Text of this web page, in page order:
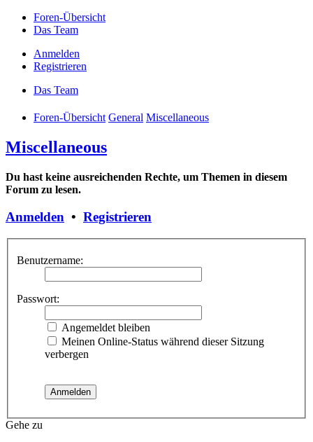
Foren-Übersicht
Das Team
Anmelden
Registrieren
Das Team
Foren-Übersicht General Miscellaneous
Miscellaneous
Du hast keine ausreichenden Rechte, um Themen in diesem
Forum zu lesen.
Anmelden • Registrieren
Benutzername:
Passwort:
Angemeldet bleiben
Meinen Online-Status während dieser Sitzung
verbergen
Gehe zu